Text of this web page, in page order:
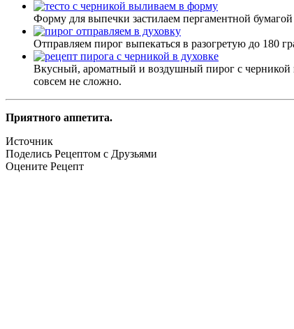
Форму для выпечки застилаем пергаментной
Отправляем пирог выпекаться в разогретую до 180
Вкусный, ароматный и воздушный пирог с черникой
совсем не сложно.
Приятного аппетита.
Источник
Поделись Рецептом с Друзьями
Оцените Рецепт